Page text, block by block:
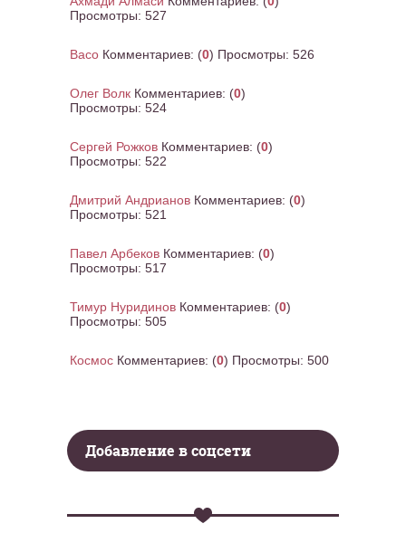
Просмотры: 527
Васо Комментариев: (0) Просмотры: 526
Олег Волк Комментариев: (0)
Просмотры: 524
Сергей Рожков Комментариев: (0)
Просмотры: 522
Дмитрий Андрианов Комментариев: (0)
Просмотры: 521
Павел Арбеков Комментариев: (0)
Просмотры: 517
Тимур Нуридинов Комментариев: (0)
Просмотры: 505
Космос Комментариев: (0) Просмотры: 500
Добавление в соцсети